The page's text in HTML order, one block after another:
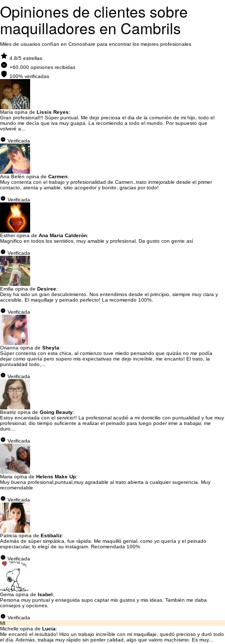
Opiniones de clientes sobre
maquilladores en Cambrils
Miles de usuarios confían en Cronoshare para encontrar los mejores profesionales
4.8/5 estrellas
+60.000 opiniones recibidas
100% verificadas
María opina de Lissis Reyes:
Gran profesional!!! Súper puntual. Me dejo preciosa el dia de la comunión de mi hijo, todo el
mundo me decía que iva muy guapa. La recomiendo a todo el mundo. Por supuesto que
volveré a...
Verificada
Ana Belén opina de Carmen:
Muy contenta con el trabajo y profesionalidad de Carmen..trato inmejorable desde el primer
contacto, atenta y amable, sitio acogedor y bonito, gracias por todo!
Verificada
Esther opina de Ana Maria Calderón:
Magnifico en todos los sentidos, muy amable y profesional. Da gusto con gente así
Verificada
Emilia opina de Desiree:
Desy ha sido un gran descubrimiento. Nos entendimos desde el principio, siempre muy clara y
accesible. El maquillaje y peinado perfecto! La recomiendo 100%.
Verificada
Orianna opina de Sheyla:
Súper contenta con esta chica, al comienzo tuve miedo pensando que quizás no me podía
dejar como quería pero supero mis expectativas me dejo increíble, me encanto! El trato, la
puntualidad todo,...
Verificada
Beatriz opina de Going Beauty:
Estoy encantada con el servicio!! La profesional acudió a mi domicilio con puntualidad y fue muy
profesional, dio tiempo suficiente a realizar el peinado para luego poder irme a trabajar, me
duro...
Verificada
Maria opina de Helens Make Up:
Muy buena profesional,puntual,muy agradable al trato abierta a cualquier sugerencia. Muy
recomendable
Verificada
Patricia opina de Estibaliz:
Además de súper simpática, fue rápida. Me maquilló genial, como yo quería y el peinado
espectacular, lo elegí de su instagram. Recomendada 100%
Verificada
Gema opina de Isabel:
Persona muy puntual y enseguida supo captar mis gustos y mis ideas. También me daba
consejos y opciones.
Verificada
MI
Michelle opina de Lucia:
Me encantó el resultado! Hizo un trabajo increíble con mi maquillaje, quedó precioso y duró todo
el día. Además, trabaja muy rápido sin perder calidad, algo que valoro muchísimo. Es muy...